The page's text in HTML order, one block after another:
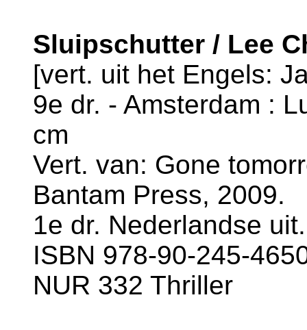
Sluipschutter / Lee
[vert. uit het Engels:
9e dr. - Amsterdam :
cm
Vert. van: Gone
Bantam Press, 2009.
1e dr. Nederlandse
ISBN 978-90-245-
NUR 332 Thriller